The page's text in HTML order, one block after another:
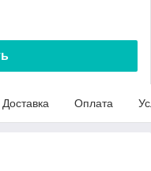
Доставка Оплата